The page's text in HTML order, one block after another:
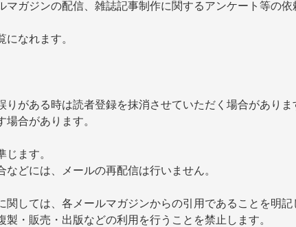
ガジンの配信、雑誌記事制作に関するアンケート等の
になれます。
がある時は読者登録を抹消させていただく場合がありま
合があります。
ます。
どには、メールの再配信は行いません。
しては、各メールマガジンからの引用であることを明記
・販売・出版などの利用を行うことを禁止します。